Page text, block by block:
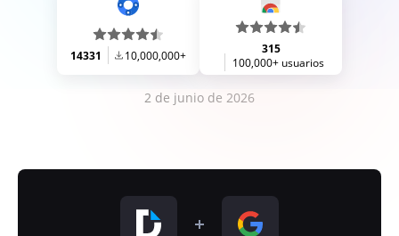
14331 10,000,000+
315
100,000+ usuarios
2 de junio de 2026